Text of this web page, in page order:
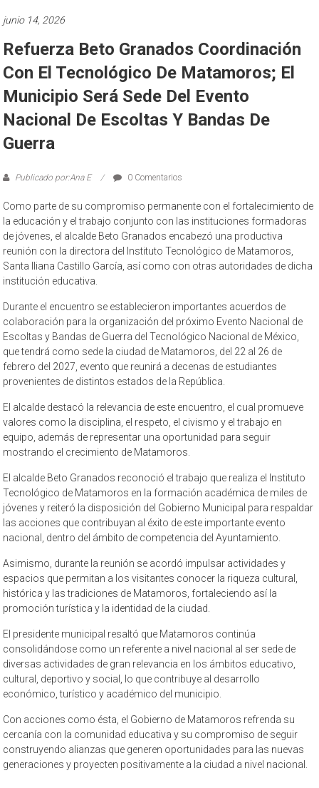
junio 14, 2026
Refuerza Beto Granados Coordinación
Con El Tecnológico De Matamoros; El
Municipio Será Sede Del Evento
Nacional De Escoltas Y Bandas De
Guerra
Publicado por:Ana E 0 Comentarios
Como parte de su compromiso permanente con el fortalecimiento de
la educación y el trabajo conjunto con las instituciones formadoras
de jóvenes, el alcalde Beto Granados encabezó una productiva
reunión con la directora del Instituto Tecnológico de Matamoros,
Santa Iliana Castillo García, así como con otras autoridades de dicha
institución educativa.
Durante el encuentro se establecieron importantes acuerdos de
colaboración para la organización del próximo Evento Nacional de
Escoltas y Bandas de Guerra del Tecnológico Nacional de México,
que tendrá como sede la ciudad de Matamoros, del 22 al 26 de
febrero del 2027, evento que reunirá a decenas de estudiantes
provenientes de distintos estados de la República.
El alcalde destacó la relevancia de este encuentro, el cual promueve
valores como la disciplina, el respeto, el civismo y el trabajo en
equipo, además de representar una oportunidad para seguir
mostrando el crecimiento de Matamoros.
El alcalde Beto Granados reconoció el trabajo que realiza el Instituto
Tecnológico de Matamoros en la formación académica de miles de
jóvenes y reiteró la disposición del Gobierno Municipal para respaldar
las acciones que contribuyan al éxito de este importante evento
nacional, dentro del ámbito de competencia del Ayuntamiento.
Asimismo, durante la reunión se acordó impulsar actividades y
espacios que permitan a los visitantes conocer la riqueza cultural,
histórica y las tradiciones de Matamoros, fortaleciendo así la
promoción turística y la identidad de la ciudad.
El presidente municipal resaltó que Matamoros continúa
consolidándose como un referente a nivel nacional al ser sede de
diversas actividades de gran relevancia en los ámbitos educativo,
cultural, deportivo y social, lo que contribuye al desarrollo
económico, turístico y académico del municipio.
Con acciones como ésta, el Gobierno de Matamoros refrenda su
cercanía con la comunidad educativa y su compromiso de seguir
construyendo alianzas que generen oportunidades para las nuevas
generaciones y proyecten positivamente a la ciudad a nivel nacional.